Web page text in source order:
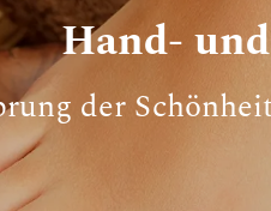
Hand-
der